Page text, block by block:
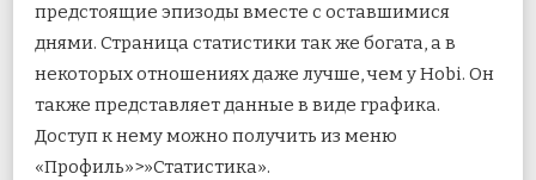
предстоящие эпизоды вместе с оставшимися
днями. Страница статистики так же богата, а в
некоторых отношениях даже лучше, чем у Hobi. Он
также представляет данные в виде графика.
Доступ к нему можно получить из меню
«Профиль»>»Статистика».